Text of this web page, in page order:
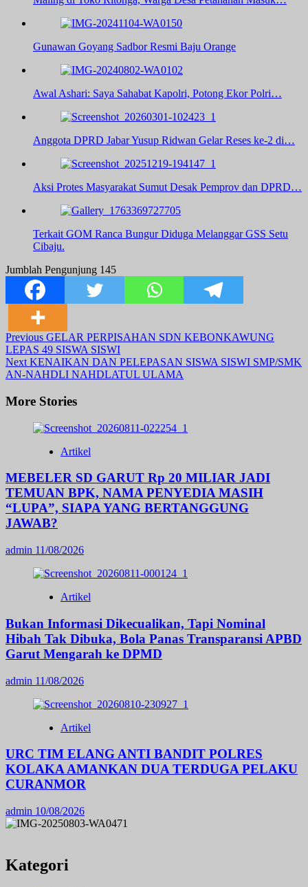
Gunawan Goyang Sadbor Resmi Baju Orange
Awal Ashari: Saya Sahabat Kapolri, Potong Ekor Polri…
Anggota DPRD Jabar Yusup Ridwan Gelar Reses ke-2 di…
Aksi Protes Masyarakat Sumut Desak Pemprov dan DPRD…
Terkait GOM Ranca Bungur Diduga Melanggar GSS Setu
Cibaju.
Jumblah Pengunjung 145
Post
Navigation
Previous GELAR PERPISAHAN SDN KEBONKAWUNG
LEPAS 49 SISWA SISWI
Next KENAIKAN DAN PELEPASAN SISWA SISWI SMP/SMK
AN-NAHDLI NAHDLATUL ULAMA
More Stories
Artikel
MEBELER SD GARUT Rp 20 MILIAR JADI
TEMUAN BPK, NAMA PENYEDIA MASIH
“LUPA”, SIAPA YANG BERTANGGUNG
JAWAB?
admin 11/08/2026
Artikel
Bukan Informasi Dikecualikan, Tapi Nominal
Hibah Tak Dibuka, Bola Panas Transparansi APBD
Garut Mengarah ke DPMD
admin 11/08/2026
Artikel
URC TIM ELANG ANTI BANDIT POLRES
KOLAKA AMANKAN DUA TERDUGA PELAKU
CURANMOR
admin 10/08/2026
Kategori